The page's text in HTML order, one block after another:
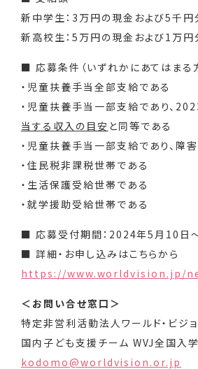
新中学生：3万円の現金および5千円
新高校生：5万円の現金および1万円
■ 応募条件（いずれかにあてはまる
・児童扶養手当全部支給である
・児童扶養手当一部支給であり、
当する収入の目安 と同等である
・児童扶養手当一部支給であり、障
・住民税非課税世帯である
・生活保護受給世帯である
・就学援助受給世帯である
■ 応募受付期間：2024年5月10日
■ 詳細・お申し込みはこちらから
https://www.worldvision.jp/
＜お問い合せ窓口＞
特定非営利活動法人ワールド・ビジョ
国内子ども支援チーム WVJ全国入
kodomo@worldvision.or.jp